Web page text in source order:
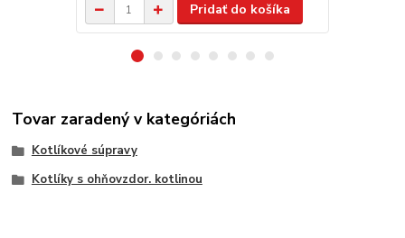
Pridať do košíka
Tovar zaradený v kategóriách
Kotlíkové súpravy
Kotlíky s ohňovzdor. kotlinou